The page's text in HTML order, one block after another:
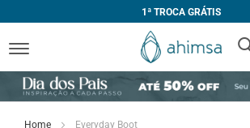
1ª TROCA GRÁTIS
Home Everyday Boot